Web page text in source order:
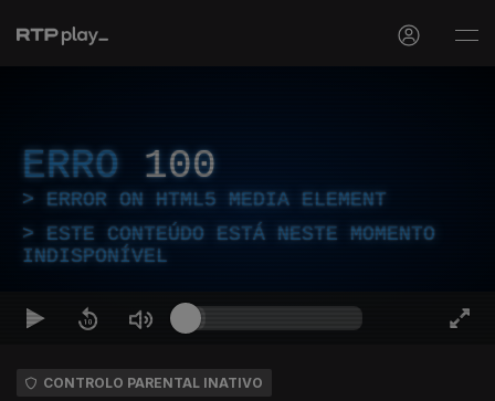
ERRO 100
ERROR ON HTML5 MEDIA ELEMENT
ESTE CONTEÚDO ESTÁ NESTE MOMENTO
INDISPONÍVEL
CONTROLO PARENTAL INATIVO